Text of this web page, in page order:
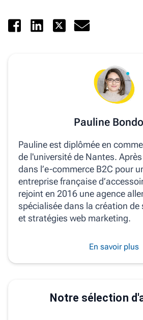
Pauline
Pauline est diplômée en
de l'université de Nantes.
dans l’e-commerce B2C pour
entreprise française
rejoint en 2016 une agence
spécialisée dans la création
et stratégies web marketing.
En savoir plus
Notre sélection